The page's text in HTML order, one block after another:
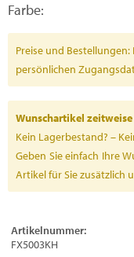
Farbe:
Preise und
persönlichen
Wunschartikel
Kein Lagerbestand? –
Geben Sie einfach Ihre
Artikel für Sie zusätzlich
Artikelnummer:
FX5003KH